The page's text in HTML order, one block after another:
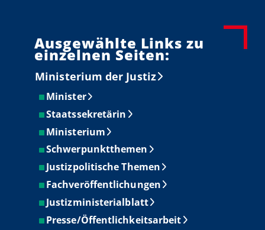
Ausgewählte Links zu
einzelnen Seiten:
Ministerium der Justiz
Minister
Staatssekretärin
Ministerium
Schwerpunktthemen
Justizpolitische Themen
Fachveröffentlichungen
Justizministerialblatt
Presse/Öffentlichkeitsarbeit